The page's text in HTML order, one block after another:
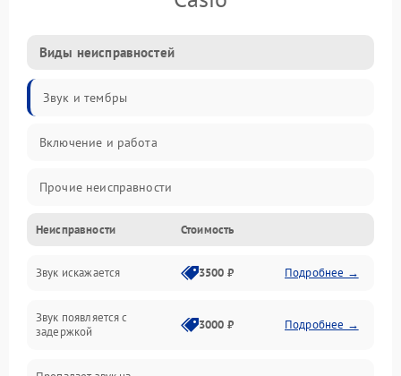
Виды неисправностей
Звук и тембры
Включение и работа
Прочие неисправности
Управление и электроника
Клавиатура
Подключения и интерфейсы
Неисправности Стоимость
Звук искажается 3500 ₽ Подробнее →
Звук появляется с
задержкой
3000 ₽ Подробнее →